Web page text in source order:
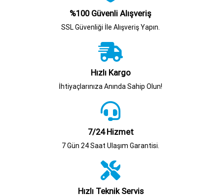
%100 Güvenli Alışveriş
SSL Güvenliği İle Alışveriş Yapın.
Hızlı Kargo
İhtiyaçlarınıza Anında Sahip Olun!
7/24 Hizmet
7 Gün 24 Saat Ulaşım Garantisi.
Hızlı Teknik Servis